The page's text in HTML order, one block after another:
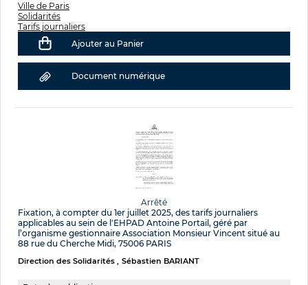
Ville de Paris
Solidarités
Tarifs journaliers
Ajouter au Panier
Document numérique
Arrêté
Fixation, à compter du 1er juillet 2025, des tarifs journaliers
applicables au sein de l'EHPAD Antoine Portail, géré par
l’organisme gestionnaire Association Monsieur Vincent situé au
88 rue du Cherche Midi, 75006 PARIS
Direction des Solidarités Sébastien BARIANT